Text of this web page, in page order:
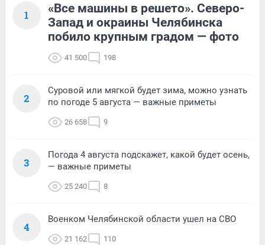
1
«Все машины в решето». Северо-
Запад и окраины Челябинска
побило крупным градом — фото
41 500 198
2
Суровой или мягкой будет зима, можно узнать
по погоде 5 августа — важные приметы
26 658 9
3
Погода 4 августа подскажет, какой будет осень,
— важные приметы
25 240 8
4
Военком Челябинской области ушел на СВО
21 162 110